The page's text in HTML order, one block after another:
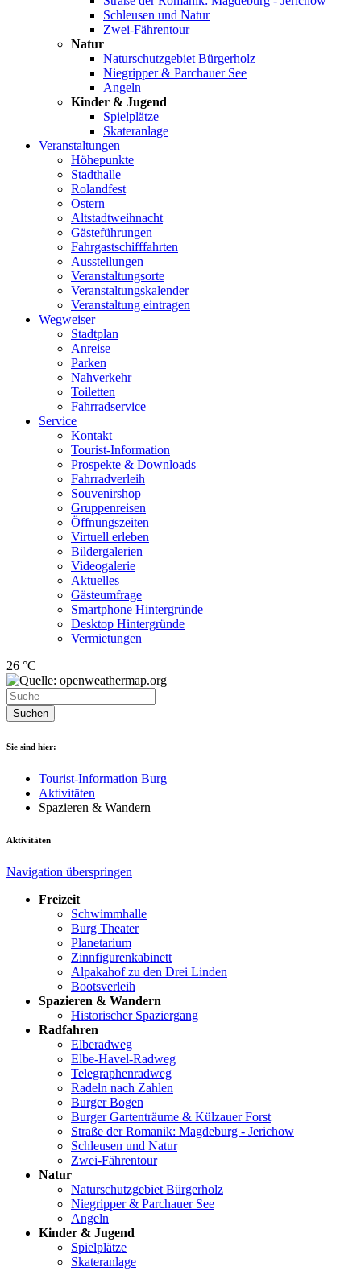
Schleusen und Natur
Zwei-Fährentour
Natur
Naturschutzgebiet Bürgerholz
Niegripper & Parchauer See
Angeln
Kinder & Jugend
Spielplätze
Skateranlage
Veranstaltungen
Höhepunkte
Stadthalle
Rolandfest
Ostern
Altstadtweihnacht
Gästeführungen
Fahrgastschifffahrten
Ausstellungen
Veranstaltungsorte
Veranstaltungskalender
Veranstaltung eintragen
Wegweiser
Stadtplan
Anreise
Parken
Nahverkehr
Toiletten
Fahrradservice
Service
Kontakt
Tourist-Information
Prospekte & Downloads
Fahrradverleih
Souvenirshop
Gruppenreisen
Öffnungszeiten
Virtuell erleben
Bildergalerien
Videogalerie
Aktuelles
Gästeumfrage
Smartphone Hintergründe
Desktop Hintergründe
Vermietungen
26 °C
Suchen
Sie sind hier:
Tourist-Information Burg
Aktivitäten
Spazieren & Wandern
Aktivitäten
Navigation überspringen
Freizeit
Schwimmhalle
Burg Theater
Planetarium
Zinnfigurenkabinett
Alpakahof zu den Drei Linden
Bootsverleih
Spazieren & Wandern
Historischer Spaziergang
Radfahren
Elberadweg
Elbe-Havel-Radweg
Telegraphenradweg
Radeln nach Zahlen
Burger Bogen
Burger Gartenträume & Külzauer Forst
Straße der Romanik: Magdeburg - Jerichow
Schleusen und Natur
Zwei-Fährentour
Natur
Naturschutzgebiet Bürgerholz
Niegripper & Parchauer See
Angeln
Kinder & Jugend
Spielplätze
Skateranlage